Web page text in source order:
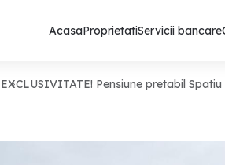
AcasaProprietatiServicii bancare
EXCLUSIVITATE! Pensiune pretabil